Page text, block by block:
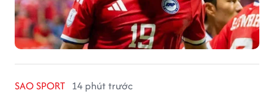
SAO SPORT 14 phút trước